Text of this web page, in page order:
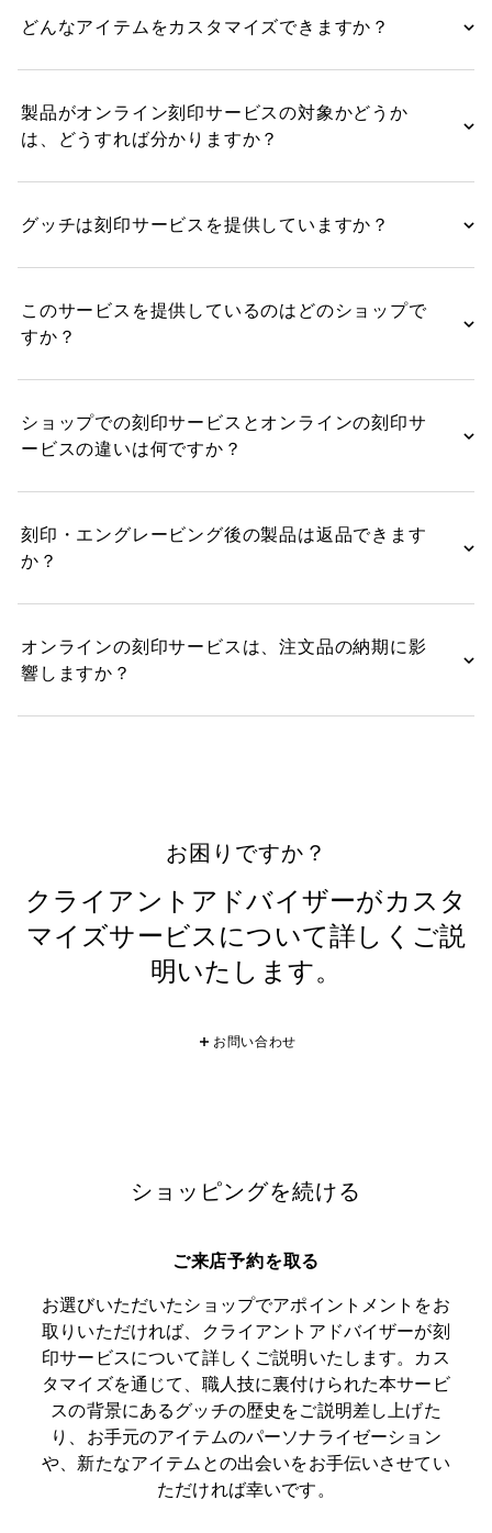
どんなアイテムをカスタマイズできますか？
製品がオンライン刻印サービスの対象かどうか
は、どうすれば分かりますか？
グッチは刻印サービスを提供していますか？
このサービスを提供しているのはどのショップで
すか？
ショップでの刻印サービスとオンラインの刻印サ
ービスの違いは何ですか？
刻印・エングレービング後の製品は返品できます
か？
オンラインの刻印サービスは、注文品の納期に影
響しますか？
お困りですか？
クライアントアドバイザーがカスタ
マイズサービスについて詳しくご説
明いたします。
お問い合わせ
ショッピングを続ける
ご来店予約を取る
お選びいただいたショップでアポイントメントをお
取りいただければ、クライアントアドバイザーが刻
印サービスについて詳しくご説明いたします。カス
タマイズを通じて、職人技に裏付けられた本サービ
スの背景にあるグッチの歴史をご説明差し上げた
り、お手元のアイテムのパーソナライゼーション
や、新たなアイテムとの出会いをお手伝いさせてい
ただければ幸いです。